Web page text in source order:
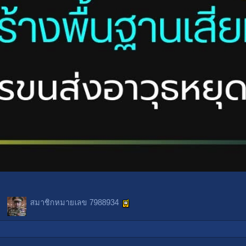
สมาชิกหมายเลข 7988934